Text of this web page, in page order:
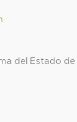
del Estado de